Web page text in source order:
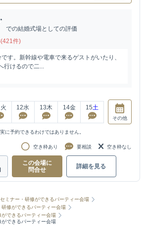
での結婚式場としての評価
件)
す。新幹線や電車で来るゲストがいたり、
行けるので二...
火 12水 13木 14金 15土
その他
に予約できるわけではありません。
空き枠あり 要相談 空き枠なし
この会場に
問合せ
詳細を見る
セミナー・研修ができるパーティー会場
研修ができるパーティー会場
ができるパーティー会場
ができるパーティー会場